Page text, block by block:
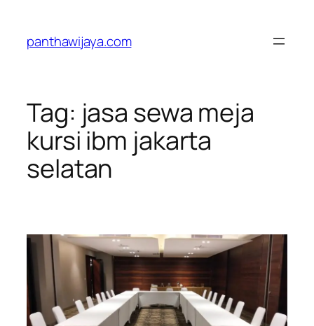
konten
panthawijaya.com
Tag: jasa sewa meja
kursi ibm jakarta
selatan